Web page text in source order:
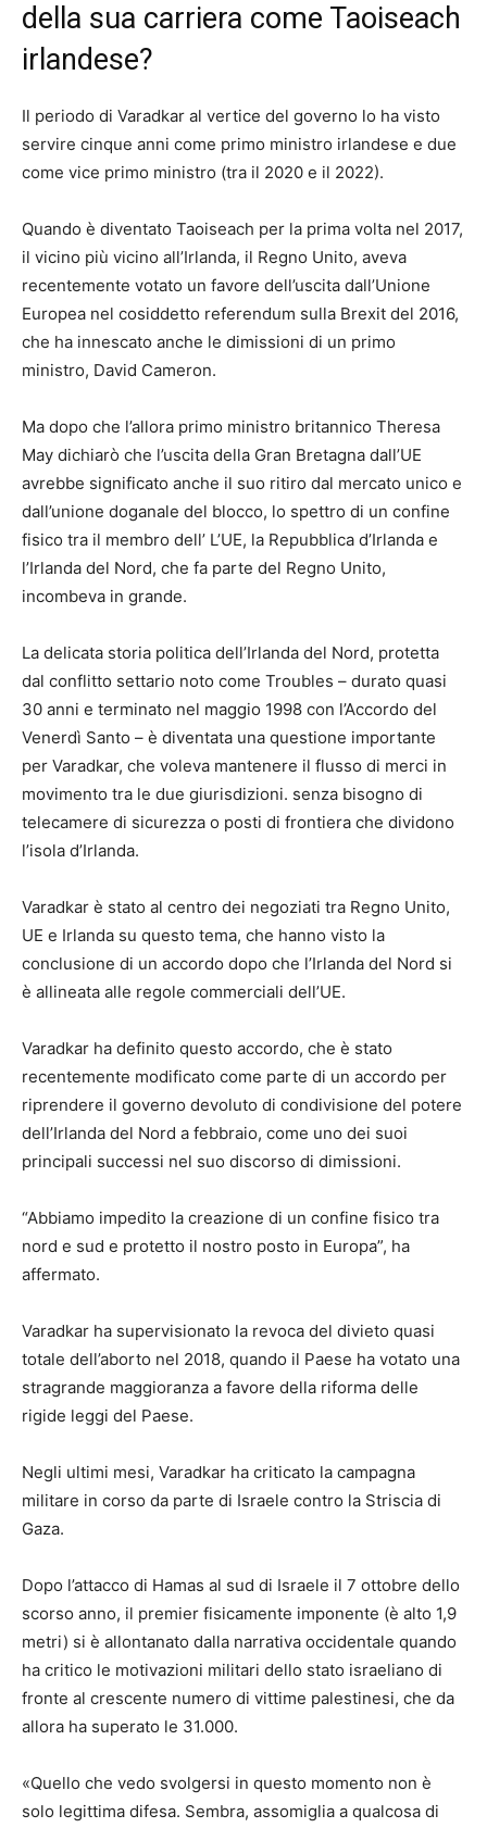
della sua carriera come Taoiseach
irlandese?
Il periodo di Varadkar al vertice del governo lo ha visto
servire cinque anni come primo ministro irlandese e due
come vice primo ministro (tra il 2020 e il 2022).
Quando è diventato Taoiseach per la prima volta nel 2017,
il vicino più vicino all’Irlanda, il Regno Unito, aveva
recentemente votato un favore dell’uscita dall’Unione
Europea nel cosiddetto referendum sulla Brexit del 2016,
che ha innescato anche le dimissioni di un primo
ministro, David Cameron.
Ma dopo che l’allora primo ministro britannico Theresa
May dichiarò che l’uscita della Gran Bretagna dall’UE
avrebbe significato anche il suo ritiro dal mercato unico e
dall’unione doganale del blocco, lo spettro di un confine
fisico tra il membro dell’ L’UE, la Repubblica d’Irlanda e
l’Irlanda del Nord, che fa parte del Regno Unito,
incombeva in grande.
La delicata storia politica dell’Irlanda del Nord, protetta
dal conflitto settario noto come Troubles – durato quasi
30 anni e terminato nel maggio 1998 con l’Accordo del
Venerdì Santo – è diventata una questione importante
per Varadkar, che voleva mantenere il flusso di merci in
movimento tra le due giurisdizioni. senza bisogno di
telecamere di sicurezza o posti di frontiera che dividono
l’isola d’Irlanda.
Varadkar è stato al centro dei negoziati tra Regno Unito,
UE e Irlanda su questo tema, che hanno visto la
conclusione di un accordo dopo che l’Irlanda del Nord si
è allineata alle regole commerciali dell’UE.
Varadkar ha definito questo accordo, che è stato
recentemente modificato come parte di un accordo per
riprendere il governo devoluto di condivisione del potere
dell’Irlanda del Nord a febbraio, come uno dei suoi
principali successi nel suo discorso di dimissioni.
“Abbiamo impedito la creazione di un confine fisico tra
nord e sud e protetto il nostro posto in Europa”, ha
affermato.
Varadkar ha supervisionato la revoca del divieto quasi
totale dell’aborto nel 2018, quando il Paese ha votato una
stragrande maggioranza a favore della riforma delle
rigide leggi del Paese.
Negli ultimi mesi, Varadkar ha criticato la campagna
militare in corso da parte di Israele contro la Striscia di
Gaza.
Dopo l’attacco di Hamas al sud di Israele il 7 ottobre dello
scorso anno, il premier fisicamente imponente (è alto 1,9
metri) si è allontanato dalla narrativa occidentale quando
ha critico le motivazioni militari dello stato israeliano di
fronte al crescente numero di vittime palestinesi, che da
allora ha superato le 31.000.
«Quello che vedo svolgersi in questo momento non è
solo legittima difesa. Sembra, assomiglia a qualcosa di